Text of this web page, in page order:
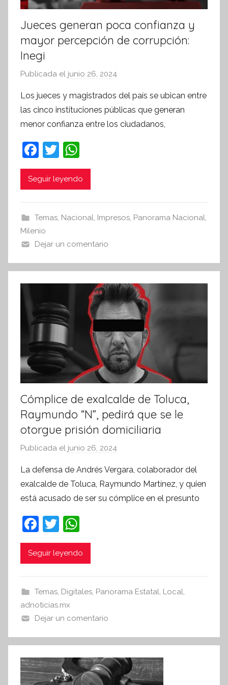
Jueces generan poca confianza y
mayor percepción de corrupción:
Inegi
Publicada el junio 26, 2024
r
S
í
I
r
m
a
t
v
a
Los jueces y magistrados del país se ubican entre
las cinco instituciones públicas que generan
menor confianza entre los ciudadanos,
F
a
c
b
o
o
k
T
w
itt
h
at
A
p
Seguir leyendo
Temas, Nacional Impresos, Panorama Nacional
Milenio
Dejar un comentario
Cómplice de exalcalde de Toluca,
Raymundo “N”, pedirá que se le
otorgue prisión domiciliaria
Publicada el junio 26, 2024
r
S
í
I
r
m
La defensa de Andrés Vergara, colaborador del
exalcalde de Toluca, Raymundo Martínez, y quien
está acusado de ser su cómplice en el presunto
F
a
c
b
o
o
k
T
w
itt
h
at
A
p
Seguir leyendo
Temas, Digitales, Panorama Estatal, Local,
adnoticias.mx
Dejar un comentario